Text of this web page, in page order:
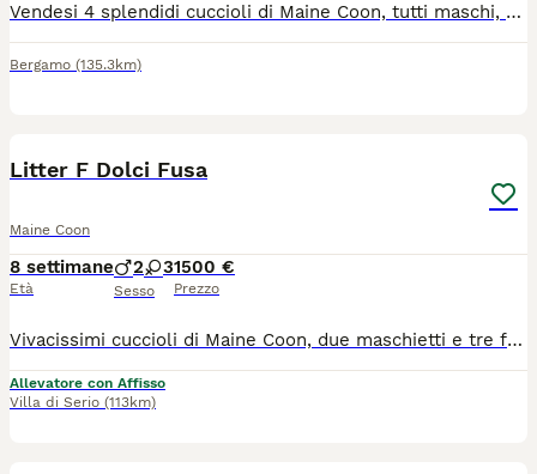
Vendesi 4 splendidi cuccioli di Maine Coon, tutti maschi, colore cream smoke. Nati il 10 aprile 2026. I cuccioli sono figli di genitori Maine Coon con pedigree e vengono cresciuti in ambiente familiare, abituati al contatto con le persone e la vita domestica. Vengono ceduti tra il 5 e il 6 mese di età (non prima del 10 settembre 2026) con le seguenti caratteristiche: - castrati - con pedigree - con microchip - sverminati - completamente vaccinati in base all'età - muniti di libretto sanitario Tra le ultime foto possibile visionare i due genitori. Ulteriori fotografie e video sono disponibili su richiesta. Prezzo richiesto: 1200 € (non trattabili) No perditempo, contattare solo se realmente interessati
Bergamo (135.3km)
Litter F Dolci Fusa
Maine Coon
8 settimane
Età
2 3
Sesso
1500 €
Prezzo
Vivacissimi cuccioli di Maine Coon, due maschietti e tre femminucce dalla dolcezza ineguagliabile! I maschietti sono Feargal Dolci Fusa, black tabby con bianco, e Fionn Dolci Fusa, black silver tabby con bianco. Le femmine sono Fand e Fodla Dolci Fusa, black silver tortie con bianco, e Fidlais Dolci Fusa, black tortie con bianco. Disponibili da metà settembre, con test dei genitori (eco test genetici HCM/PKDEF)
Allevatore con Affisso
Villa di Serio (113km)